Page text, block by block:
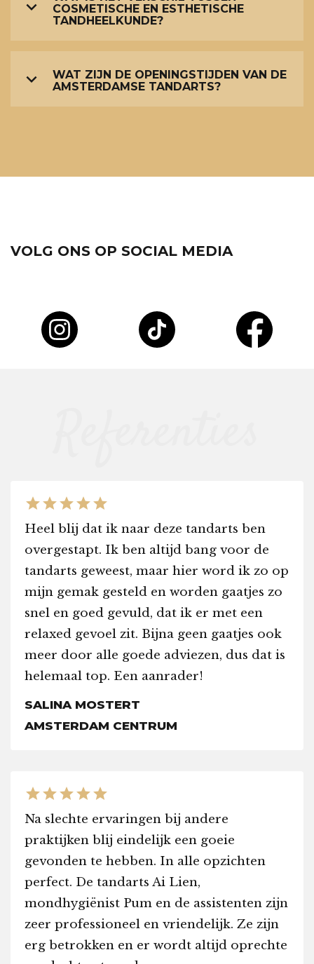
COSMETISCHE EN ESTHETISCHE
TANDHEELKUNDE?
WAT ZIJN DE OPENINGSTIJDEN VAN DE
AMSTERDAMSE TANDARTS?
VOLG ONS OP SOCIAL MEDIA
starstarstarstarstar
Heel blij dat ik naar deze tandarts ben
overgestapt. Ik ben altijd bang voor de
tandarts geweest, maar hier word ik zo op
mijn gemak gesteld en worden gaatjes zo
snel en goed gevuld, dat ik er met een
relaxed gevoel zit. Bijna geen gaatjes ook
meer door alle goede adviezen, dus dat is
helemaal top. Een aanrader!
SALINA MOSTERT
AMSTERDAM CENTRUM
starstarstarstarstar
Na slechte ervaringen bij andere
praktijken blij eindelijk een goeie
gevonden te hebben. In alle opzichten
perfect. De tandarts Ai Lien,
mondhygiënist Pum en de assistenten zijn
zeer professioneel en vriendelijk. Ze zijn
erg betrokken en er wordt altijd oprechte